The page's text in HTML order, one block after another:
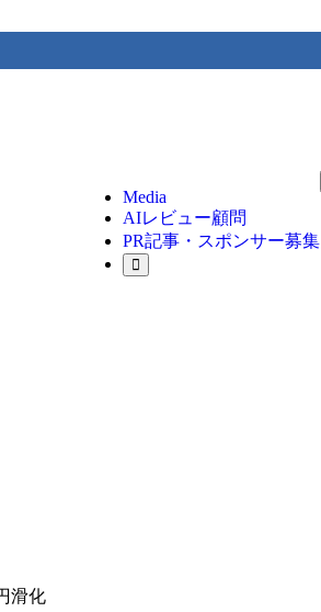
Media
AIレビュー顧問
PR記事・スポンサー募集